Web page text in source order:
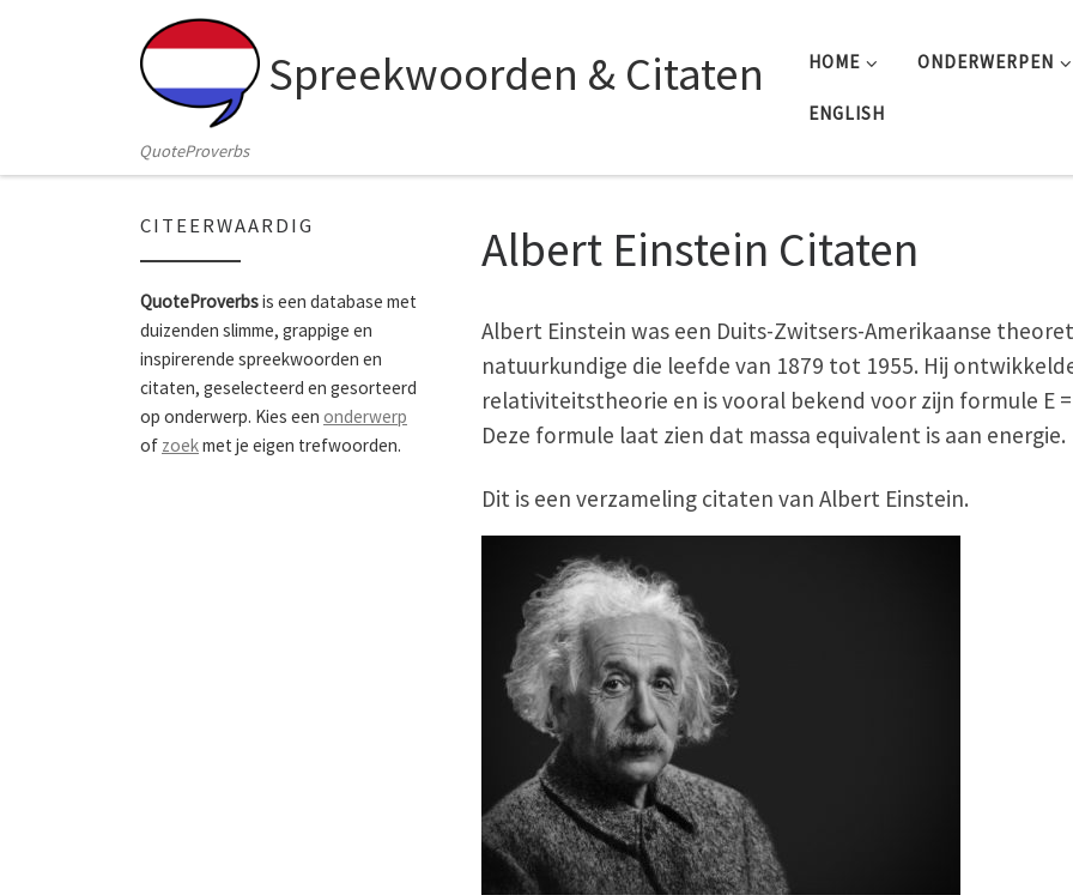
Skip to content
Spreekwoorden & Citaten
QuoteProverbs
HOME ONDERWERPEN
ENGLISH
Albert Einstein Citaten
Albert Einstein was een Duits-Zwitsers-Amerikaanse
natuurkundige die leefde van 1879 tot 1955. Hij
relativiteitstheorie en is vooral bekend voor zijn formule E
Deze formule laat zien dat massa equivalent is aan energie.
Dit is een verzameling citaten van Albert Einstein.
CITEERWAARDIG
QuoteProverbsis een database met
duizenden slimme, grappige en
inspirerende spreekwoorden en
citaten, geselecteerd en gesorteerd
op onderwerp. Kies een onderwerp
of zoekmet je eigen trefwoorden.